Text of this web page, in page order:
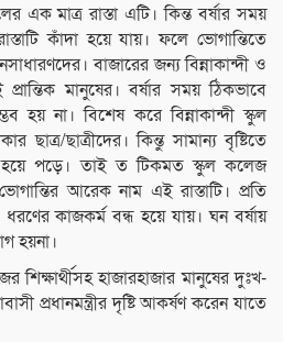
এক মাত্র রাস্তা এটি। কিন্ত বর্ষার সময়
কাঁদা হয়ে যায়। ফলে ভোগান্তিতে
বাজারের জন্য বিন্নাকান্দী ও
মানুষের। বর্ষার সময় ঠিকভাবে
হয় না। বিশেষ করে বিন্নাকান্দী স্কুল
ছাত্রীদের। কিন্তু সামান্য বৃষ্টিতে
হয়ে পড়ে। তাই ত টিকমত স্কুল কলেজ
আরেক নাম এই রাস্তাটি। প্রতি
কাজকর্ম বন্ধ হয়ে যায়। ঘন বর্ষায়
হয়না।
শিক্ষার্থীসহ হাজারহাজার মানুষের দুঃখ-
প্রধানমন্ত্রীর দৃষ্টি আকর্ষণ করেন যাতে